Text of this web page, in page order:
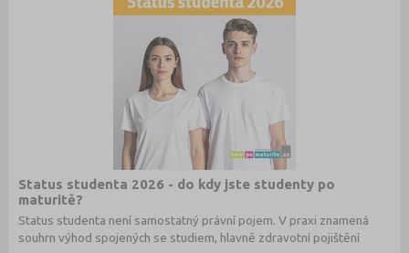
Status studenta 2026 - do kdy jste studenty po
maturitě?
Status studenta není samostatný právní pojem. V praxi znamená
souhrn výhod spojených se studiem, hlavně zdravotní pojištění